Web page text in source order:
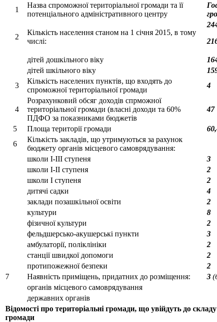
1
Назва спроможної територіальної громади та її
потенціального адміністративного центру
2
Кількість населення станом на 1 січня 2015, в тому
числі:
дітей дошкільного віку
дітей шкільного віку
3
Кількість населених пунктів, що входять до
спроможної територіальної громади
4
4
Розрахунковий обсяг доходів спрможної
територіальної громади (власні доходи та 60%
ПДФО за показниками бюджетів
5 Площа території громади
6
Кількість закладів, що утримуються за рахунок
бюджету органів місцевого самоврядування:
школи I-III ступеня
3
школи I-II ступеня
2
школи I ступеня
2
дитячі садки
4
заклади позашкільної освіти
2
культури
8
фізичної культури
2
фельдшерсько-акушерські пункти
3
амбулаторії, поліклініки
2
станції швидкої допомоги
2
протипожежної безпеки
2
7
Наявність приміщень, придатних до розміщення: 3
органів місцевого самоврядування
державних органів
Відомості про територіальні громади, що увійдуть до
громади